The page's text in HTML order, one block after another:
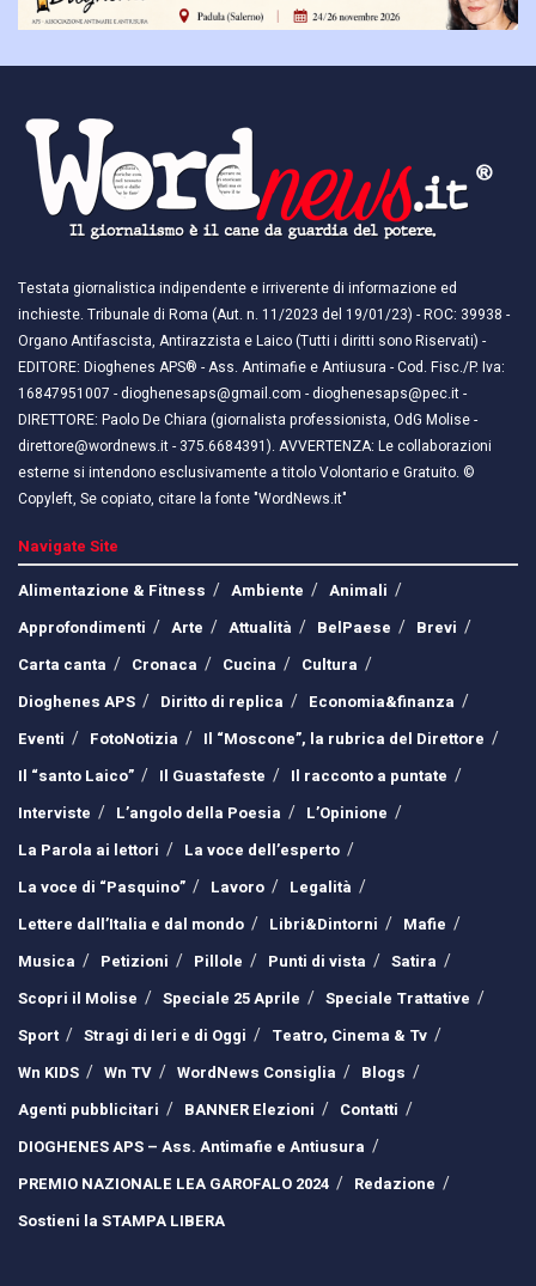
Testata giornalistica indipendente e irriverente di informazione ed
inchieste. Tribunale di Roma (Aut. n. 11/2023 del 19/01/23) - ROC: 39938 -
Organo Antifascista, Antirazzista e Laico (Tutti i diritti sono Riservati) -
EDITORE: Dioghenes APS® - Ass. Antimafie e Antiusura - Cod. Fisc./P. Iva:
16847951007 - dioghenesaps@gmail.com - dioghenesaps@pec.it - ​​
DIRETTORE: Paolo De Chiara (giornalista professionista, OdG Molise -
direttore@wordnews.it - ​​375.6684391). AVVERTENZA: Le collaborazioni
esterne si intendono esclusivamente a titolo Volontario e Gratuito. ©
Copyleft, Se copiato, citare la fonte "WordNews.it"
Navigate Site
Alimentazione & Fitness
Ambiente
Animali
Approfondimenti
Arte Attualità BelPaese
Brevi
Carta canta
Cronaca Cucina
Cultura
Dioghenes APS
Diritto di replica
Economia&finanza
Eventi
FotoNotizia
Il “Moscone”, la rubrica del Direttore
Il “santo Laico”
Il Guastafeste
Il racconto a puntate
Interviste
L’angolo della Poesia
L’Opinione
La Parola ai lettori
La voce dell’esperto
La voce di “Pasquino”
Lavoro
Legalità
Lettere dall’Italia e dal mondo
Libri&Dintorni
Mafie
Musica
Petizioni Pillole Punti di vista
Satira
Scopri il Molise
Speciale 25 Aprile
Speciale Trattative
Sport
Stragi di Ieri e di Oggi
Teatro, Cinema & Tv
Wn KIDS
Wn TV WordNews Consiglia
Blogs
Agenti pubblicitari
BANNER Elezioni
Contatti
DIOGHENES APS – Ass. Antimafie e Antiusura
PREMIO NAZIONALE LEA GAROFALO 2024
Redazione
Sostieni la STAMPA LIBERA